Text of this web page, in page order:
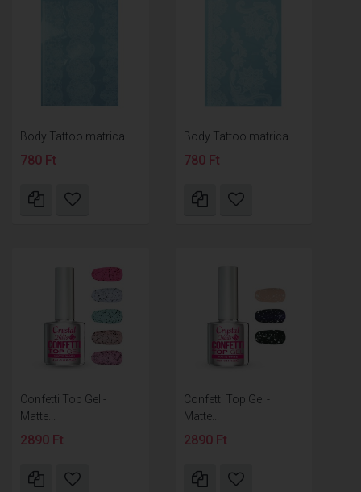
Body Tattoo matrica...
780 Ft
Body Tattoo matrica...
780 Ft
Confetti Top Gel -
Matte...
2890 Ft
Confetti Top Gel -
Matte...
2890 Ft